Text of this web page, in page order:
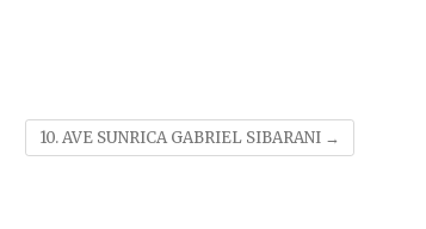
10. AVE SUNRICA GABRIEL SIBARANI →